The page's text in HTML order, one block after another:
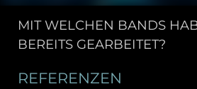
MIT WELCHEN BANDS
BEREITS GEARBEITET?
REFERENZEN